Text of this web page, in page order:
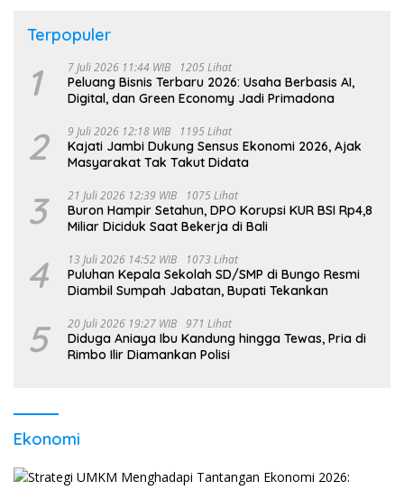
Terpopuler
1 7 Juli 2026 11:44 WIB 1205 Lihat
Peluang Bisnis Terbaru 2026: Usaha Berbasis AI,
Digital, dan Green Economy Jadi Primadona
2 9 Juli 2026 12:18 WIB 1195 Lihat
Kajati Jambi Dukung Sensus Ekonomi 2026, Ajak
Masyarakat Tak Takut Didata
3 21 Juli 2026 12:39 WIB 1075 Lihat
Buron Hampir Setahun, DPO Korupsi KUR BSI Rp4,8
Miliar Diciduk Saat Bekerja di Bali
4 13 Juli 2026 14:52 WIB 1073 Lihat
Puluhan Kepala Sekolah SD/SMP di Bungo Resmi
Diambil Sumpah Jabatan, Bupati Tekankan
5 20 Juli 2026 19:27 WIB 971 Lihat
Diduga Aniaya Ibu Kandung hingga Tewas, Pria di
Rimbo Ilir Diamankan Polisi
Ekonomi